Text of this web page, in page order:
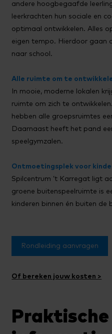
andere hoogbegaafde
leerkrachten hun sociale en
optimaal ontwikkelen. Alles
eigen tempo. Hierdoor gaan
naar school.
Alle ruimte om te
In mooie, moderne lokalen
ruimte om zich te
hebben alle groepsruimtes
Daarnaast heeft het pand
speelgymzalen.
Ontmoetingsplek voor
Spilcentrum ’t Karregat ligt
groene buitenspeelruimte is
kinderen binnen én buiten de
Rondleiding aanvragen
Of bereken jouw kosten >
Praktische